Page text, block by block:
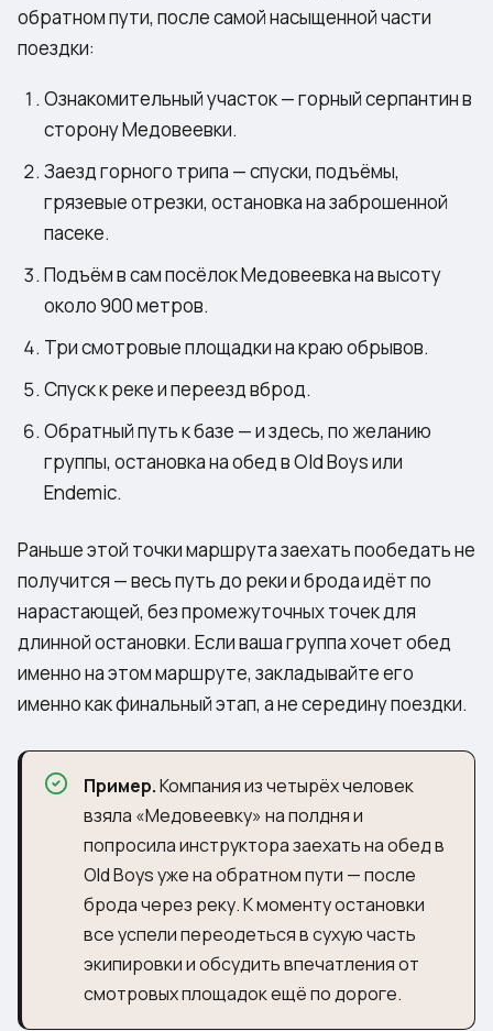
обратном пути, после самой насыщенной части
поездки:
Ознакомительный участок — горный серпантин в
сторону Медовеевки.
Заезд горного трипа — спуски, подъёмы,
грязевые отрезки, остановка на заброшенной
пасеке.
Подъём в сам посёлок Медовеевка на высоту
около 900 метров.
Три смотровые площадки на краю обрывов.
Спуск к реке и переезд вброд.
Обратный путь к базе — и здесь, по желанию
группы, остановка на обед в Old Boys или
Endemic.
Раньше этой точки маршрута заехать пообедать не
получится — весь путь до реки и брода идёт по
нарастающей, без промежуточных точек для
длинной остановки. Если ваша группа хочет обед
именно на этом маршруте, закладывайте его
именно как финальный этап, а не середину поездки.
Пример.Компания из четырёх человек
взяла «Медовеевку» на полдня и
попросила инструктора заехать на обед в
Old Boys уже на обратном пути — после
брода через реку. К моменту остановки
все успели переодеться в сухую часть
экипировки и обсудить впечатления от
смотровых площадок ещё по дороге.